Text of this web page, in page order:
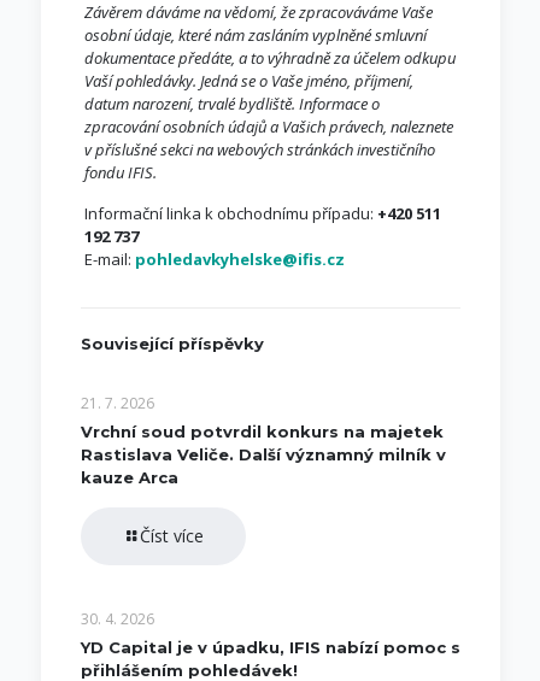
Závěrem dáváme na vědomí, že zpracováváme Vaše
osobní údaje, které nám zasláním vyplněné smluvní
dokumentace předáte, a to výhradně za účelem odkupu
Vaší pohledávky. Jedná se o Vaše jméno, příjmení,
datum narození, trvalé bydliště. Informace o
zpracování osobních údajů a Vašich právech, naleznete
v příslušné sekci na webových stránkách investičního
fondu IFIS.
Informační linka k obchodnímu případu: +420 511
192 737
E-mail: pohledavkyhelske@ifis.cz
Související příspěvky
21. 7. 2026
Vrchní soud potvrdil konkurs na majetek
Rastislava Veliče. Další významný milník v
kauze Arca
Číst více
30. 4. 2026
YD Capital je v úpadku, IFIS nabízí pomoc s
přihlášením pohledávek!